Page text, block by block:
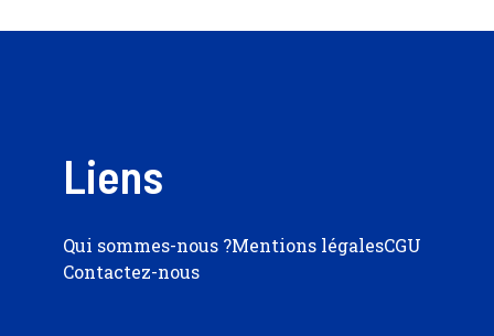
Liens
Qui sommes-nous ?Mentions légalesCGU
Contactez-nous